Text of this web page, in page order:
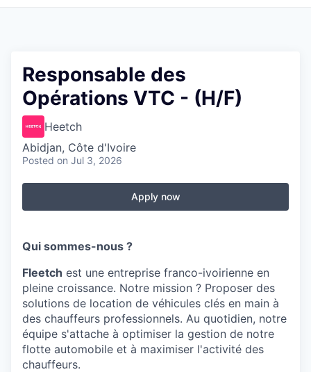
Responsable des
Opérations VTC - (H/F)
Heetch
Abidjan, Côte d'Ivoire
Posted on Jul 3, 2026
Apply now
Qui sommes-nous ?
Fleetch est une entreprise franco-ivoirienne en
pleine croissance. Notre mission ? Proposer des
solutions de location de véhicules clés en main à
des chauffeurs professionnels. Au quotidien, notre
équipe s'attache à optimiser la gestion de notre
flotte automobile et à maximiser l'activité des
chauffeurs.